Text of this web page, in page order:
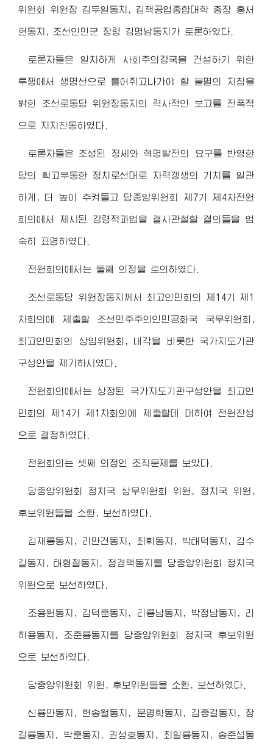
위원회 위원장 김두일동지, 김책공업종합대학 총장 홍서
헌동지, 조선인민군 장령 김명남동지가 토론하였다.
토론자들은 일치하게 사회주의강국을 건설하기 위한
투쟁에서 생명선으로 틀어쥐고나가야 할 불멸의 지침을
밝힌 조선로동당위원장동지의 력사적인 보고를 전폭적
으로 지지찬동하였다.
토론자들은 조성된 정세와 혁명발전의 요구를 반영한
당의 확고부동한 정치로선대로 자력갱생의 기치를 일관
하게, 더 높이 추켜들고 당중앙위원회 제7기 제4차전원
회의에서 제시된 강령적과업을 결사관철할 결의들을 엄
숙히 표명하였다.
전원회의에서는 둘째 의정을 토의하였다.
조선로동당 위원장동지 께서 최고인민회의 제14기 제1
차회의에 제출할 조선민주주의인민공화국 국무위원회,
최고인민회의 상임위원회, 내각을 비롯한 국가지도기관
구성안을 제기하시였다.
전원회의에서는 상정된 국가지도기관구성안을 최고인
민회의 제14기 제1차회의에 제출할데 대하여 전원찬성
으로 결정하였다.
전원회의는 셋째 의정인 조직문제를 보았다.
당중앙위원회 정치국 상무위원회 위원, 정치국 위원,
후보위원들을 소환, 보선하였다.
김재룡동지, 리만건동지, 최휘동지, 박태덕동지, 김수
길동지, 태형철동지, 정경택동지를 당중앙위원회 정치국
위원으로 보선하였다.
조용원동지, 김덕훈동지, 리룡남동지, 박정남동지, 리
히용동지, 조춘룡동지를 당중앙위원회 정치국 후보위원
으로 보선하였다.
당중앙위원회 위원, 후보위원들을 소환, 보선하였다.
신룡만동지, 현송월동지, 문명학동지, 김충걸동지, 장
길룡동지, 박훈동지, 권성호동지, 최일룡동지, 송춘섭동